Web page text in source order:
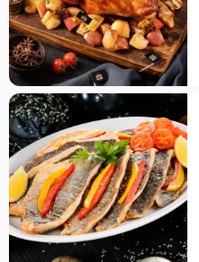
Морс клюквенный
Обслуживание